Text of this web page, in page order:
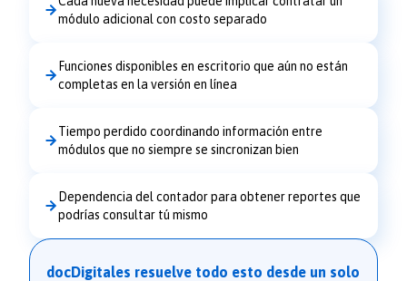
módulo adicional con costo separado
Funciones disponibles en escritorio que aún no están
completas en la versión en línea
Tiempo perdido coordinando información entre
módulos que no siempre se sincronizan bien
Dependencia del contador para obtener reportes que
podrías consultar tú mismo
docDigitales resuelve todo esto desde un solo